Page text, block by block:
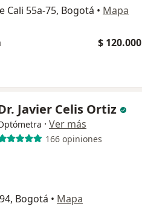
Cali 55a-75, Bogotá • Mapa
$ 120.000
Javier Celis Ortiz
· Ver más
166 opiniones
Bogotá • Mapa